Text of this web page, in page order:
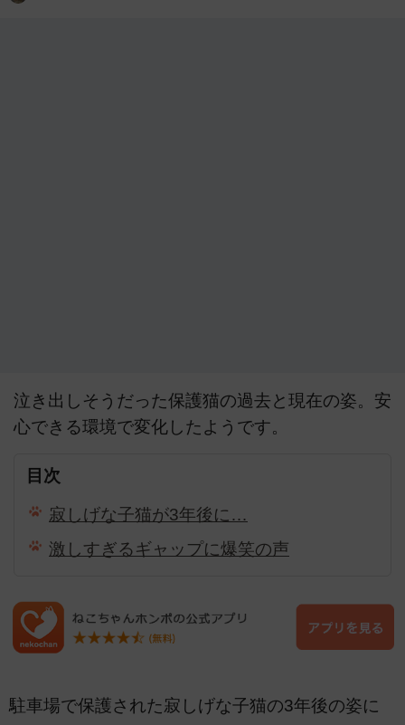
泣き出しそうだった保護猫の過去と現在の姿。安
心できる環境で変化したようです。
目次
寂しげな子猫が3年後に…
激しすぎるギャップに爆笑の声
駐車場で保護された寂しげな子猫の3年後の姿に